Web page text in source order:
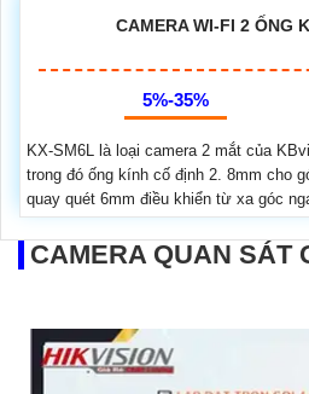
CAMERA WI-FI 2 ỐNG
5%-35%
KX-SM6L là loại camera 2 mắt của
trong đó ống kính cố định 2. 8mm cho
quay quét 6mm điều khiển từ xa góc
CAMERA QUAN SÁT